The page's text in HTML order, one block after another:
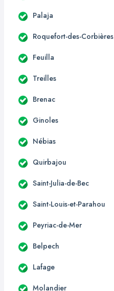
Palaja
Roquefort-des-Corbières
Feuilla
Treilles
Brenac
Ginoles
Nébias
Quirbajou
Saint-Julia-de-Bec
Saint-Louis-et-Parahou
Peyriac-de-Mer
Belpech
Lafage
Molandier